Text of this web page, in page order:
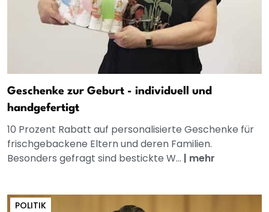
Geschenke zur Geburt - individuell und
handgefertigt
10 Prozent Rabatt auf personalisierte Geschenke für
frischgebackene Eltern und deren Familien.
Besonders gefragt sind bestickte W... | mehr
POLITIK